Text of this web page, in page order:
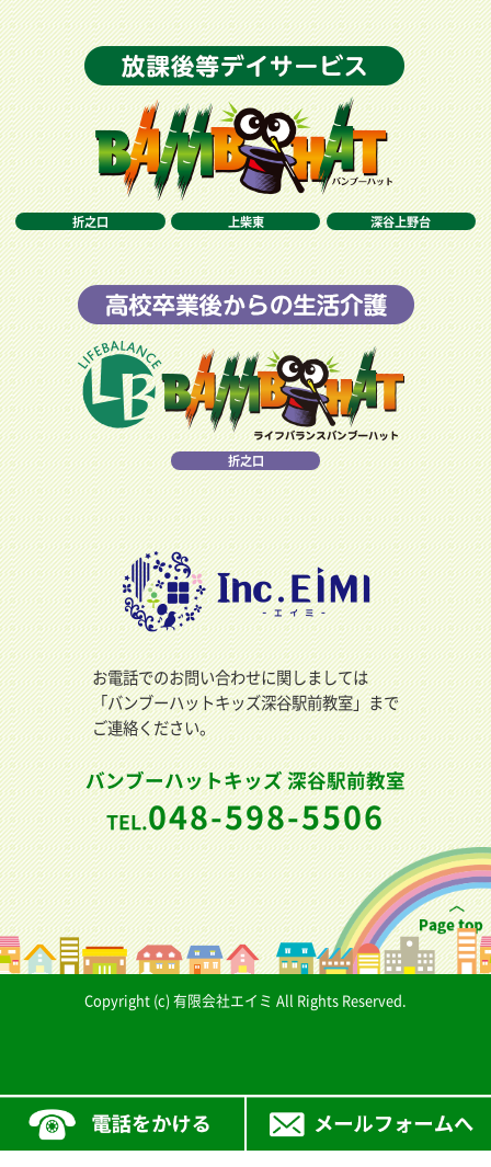
折之口 上柴東 深谷上野台
折之口
お電話でのお問い合わせに関しましては
「バンブーハットキッズ深谷駅前教室」まで
ご連絡ください。
バンブーハットキッズ 深谷駅前教室
TEL.048-598-5506
Copyright (c) 有限会社エイミ All Rights Reserved.